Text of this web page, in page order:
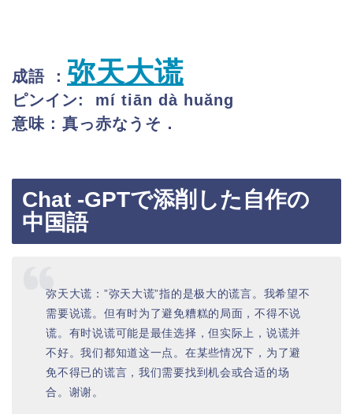
成語 ： 弥天大谎
ピンイン: mí tiān dà huǎng
意味 : 真っ赤なうそ．
Chat -GPTで添削した自作の
中国語
弥天大谎：”弥天大谎”指的是极大的谎言。我希望不
需要说谎。但有时为了避免糟糕的局面，不得不说
谎。有时说谎可能是最佳选择，但实际上，说谎并
不好。我们都知道这一点。在某些情况下，为了避
免不得已的谎言，我们需要找到机会或合适的场
合。谢谢。